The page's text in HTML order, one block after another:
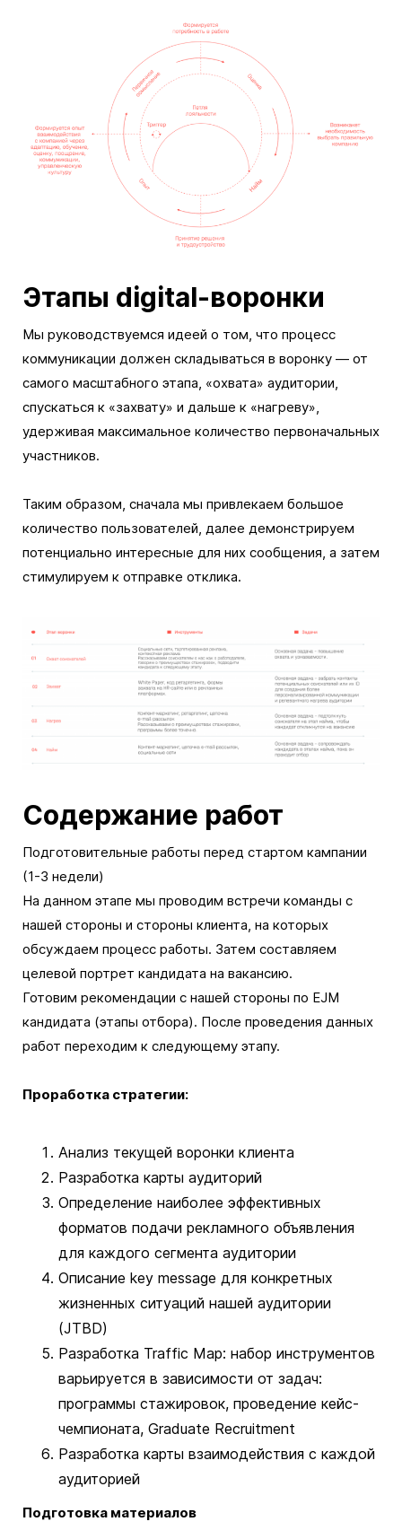
Этапы digital-воронки
Мы руководствуемся идеей о том, что процесс
коммуникации должен складываться в воронку — от
самого масштабного этапа, «охвата» аудитории,
спускаться к «захвату» и дальше к «нагреву»,
удерживая максимальное количество первоначальных
участников.
Таким образом, сначала мы привлекаем большое
количество пользователей, далее демонстрируем
потенциально интересные для них сообщения, а затем
стимулируем к отправке отклика.
Содержание работ
Подготовительные работы перед стартом кампании
(1-3 недели)
На данном этапе мы проводим встречи команды с
нашей стороны и стороны клиента, на которых
обсуждаем процесс работы. Затем составляем
целевой портрет кандидата на вакансию.
Готовим рекомендации с нашей стороны по EJM
кандидата (этапы отбора). После проведения данных
работ переходим к следующему этапу.
Проработка стратегии:
Анализ текущей воронки клиента
Разработка карты аудиторий
Определение наиболее эффективных
форматов подачи рекламного объявления
для каждого сегмента аудитории
Описание key message для конкретных
жизненных ситуаций нашей аудитории
(JTBD)
Разработка Traffic Map: набор инструментов
варьируется в зависимости от задач:
программы стажировок, проведение кейс-
чемпионата, Graduate Recruitment
Разработка карты взаимодействия с каждой
аудиторией
Подготовка материалов